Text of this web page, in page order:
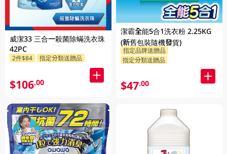
威潔33 三合一殺菌除蟎洗衣珠
42PC
2件$84 指定分類送贈品
$106.00
潔霸全能5合1洗衣粉 2.25KG
(新舊包裝隨機發貨)
指定品牌送贈品
指定分類送贈品
$47.00